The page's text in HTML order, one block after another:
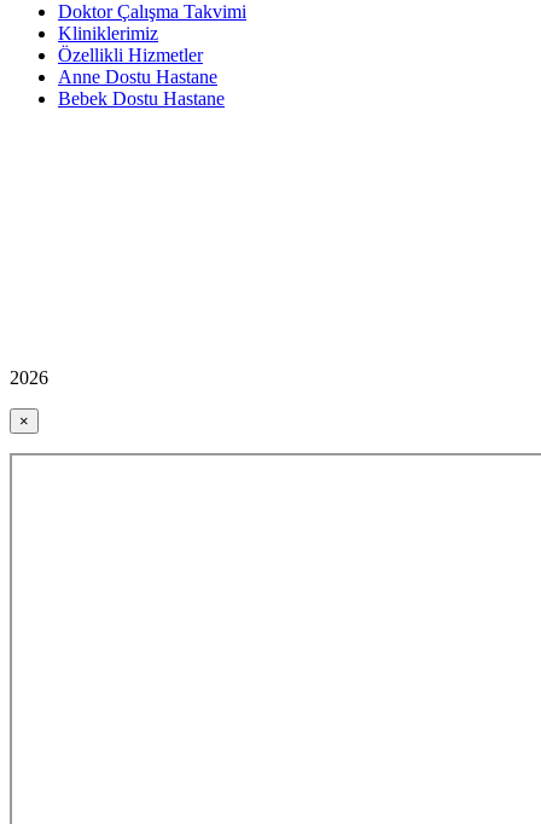
Doktor Çalışma Takvimi
Kliniklerimiz
Özellikli Hizmetler
Anne Dostu Hastane
Bebek Dostu Hastane
2026
×